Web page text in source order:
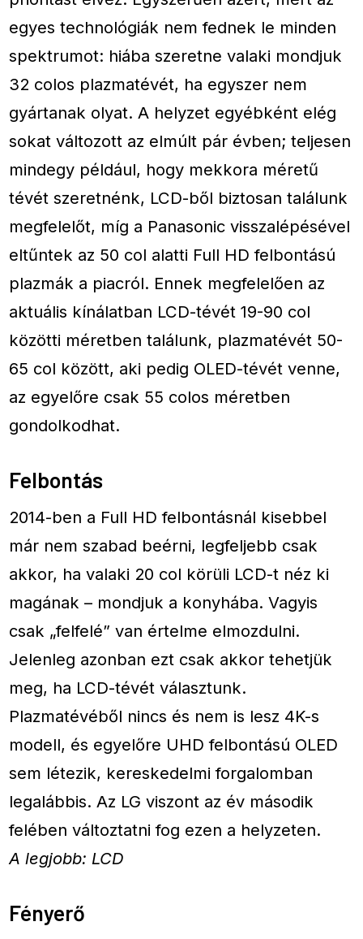
egyes technológiák nem fednek le minden
spektrumot: hiába szeretne valaki mondjuk
32 colos plazmatévét, ha egyszer nem
gyártanak olyat. A helyzet egyébként elég
sokat változott az elmúlt pár évben; teljesen
mindegy például, hogy mekkora méretű
tévét szeretnénk, LCD-ből biztosan találunk
megfelelőt, míg a Panasonic visszalépésével
eltűntek az 50 col alatti Full HD felbontású
plazmák a piacról. Ennek megfelelően az
aktuális kínálatban LCD-tévét 19-90 col
közötti méretben találunk, plazmatévét 50-
65 col között, aki pedig OLED-tévét venne,
az egyelőre csak 55 colos méretben
gondolkodhat.
Felbontás
2014-ben a Full HD felbontásnál kisebbel
már nem szabad beérni, legfeljebb csak
akkor, ha valaki 20 col körüli LCD-t néz ki
magának – mondjuk a konyhába. Vagyis
csak „felfelé” van értelme elmozdulni.
Jelenleg azonban ezt csak akkor tehetjük
meg, ha LCD-tévét választunk.
Plazmatévéből nincs és nem is lesz 4K-s
modell, és egyelőre UHD felbontású OLED
sem létezik, kereskedelmi forgalomban
legalábbis. Az LG viszont az év második
felében változtatni fog ezen a helyzeten.
A legjobb: LCD
Fényerő